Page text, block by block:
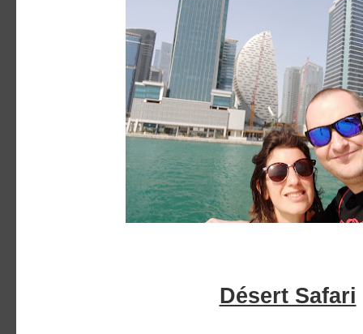
Désert Safari